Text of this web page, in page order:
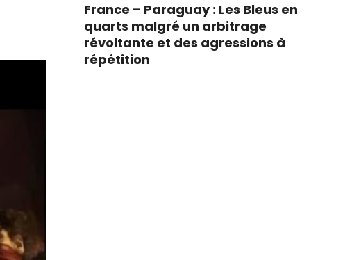
France – Paraguay : Les Bleus en
quarts malgré un arbitrage
révoltante et des agressions à
répétition